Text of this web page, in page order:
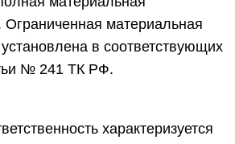
Ограниченная материальная
установлена в соответствующих
№ 241 ТК РФ.
характеризуется